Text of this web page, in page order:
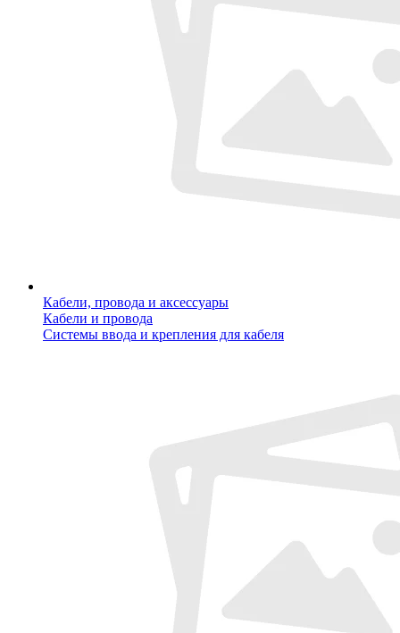
Кабели, провода и аксессуары
Кабели и провода
Системы ввода и крепления для кабеля